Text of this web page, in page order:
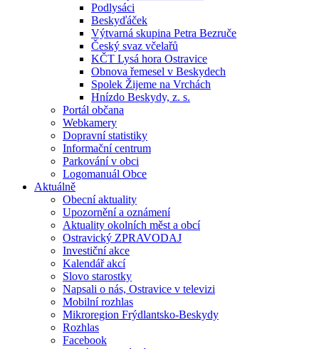
Podlysáci
Beskyďáček
Výtvarná skupina Petra Bezruče
Český svaz včelařů
KČT Lysá hora Ostravice
Obnova řemesel v Beskydech
Spolek Žijeme na Vrchách
Hnízdo Beskydy, z. s.
Portál občana
Webkamery
Dopravní statistiky
Informační centrum
Parkování v obci
Logomanuál Obce
Aktuálně
Obecní aktuality
Upozornění a oznámení
Aktuality okolních měst a obcí
Ostravický ZPRAVODAJ
Investiční akce
Kalendář akcí
Slovo starostky
Napsali o nás, Ostravice v televizi
Mobilní rozhlas
Mikroregion Frýdlantsko-Beskydy
Rozhlas
Facebook